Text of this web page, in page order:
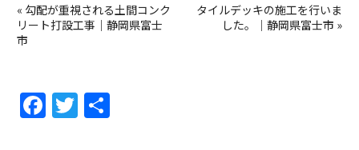
« 勾配が重視される土間コンク
リート打設工事｜静岡県富士
市
タイルデッキの施工を行いま
した。｜静岡県富士市 »
F
a
T
w